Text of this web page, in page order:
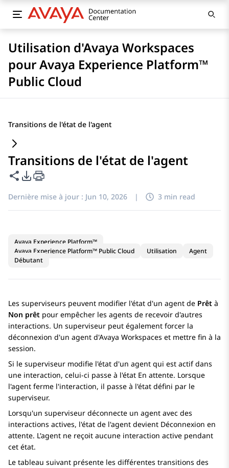
Utilisation d'Avaya Workspaces
pour Avaya Experience Platform™
Public Cloud
Transitions de l'état de l'agent
Transitions de l'état de l'agent
Partager cette page
Options d'exportation PDF
Dernière mise à jour : Jun 10, 2026 | 3 min read
Avaya Experience Platform™
Avaya Experience Platform™ Public Cloud
Utilisation
Agent
Débutant
Les superviseurs peuvent modifier l'état d'un agent de Prêt à
Non prêt pour empêcher les agents de recevoir d'autres
interactions. Un superviseur peut également forcer la
déconnexion d'un agent d'Avaya Workspaces et mettre fin à la
session.
Si le superviseur modifie l'état d'un agent qui est actif dans
une interaction, celui-ci passe à l'état En attente. Lorsque
l'agent ferme l'interaction, il passe à l'état défini par le
superviseur.
Lorsqu'un superviseur déconnecte un agent avec des
interactions actives, l'état de l'agent devient Déconnexion en
attente. L'agent ne reçoit aucune interaction active pendant
cet état.
Le tableau suivant présente les différentes transitions des